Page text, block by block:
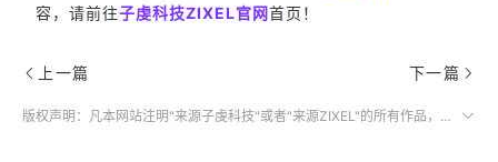
容，请前往子虔科技ZIXEL官网首页！
上一篇 下一篇
版权声明：凡本网站注明"来源子虔科技"或者"来源ZIXEL"的所有作品，均为本网站合法拥有版权的作品，未经本网站授权，任何媒体、网站、个人不得转载、链接、转帖或以其他方式使用。